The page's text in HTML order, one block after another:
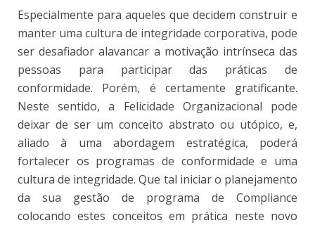
Especialmente para aqueles que decidem construir e
manter uma cultura de integridade corporativa, pode
ser desafiador alavancar a motivação intrínseca das
pessoas para participar das práticas de
conformidade. Porém, é certamente gratificante.
Neste sentido, a Felicidade Organizacional pode
deixar de ser um conceito abstrato ou utópico, e,
aliado à uma abordagem estratégica, poderá
fortalecer os programas de conformidade e uma
cultura de integridade. Que tal iniciar o planejamento
da sua gestão de programa de Compliance
colocando estes conceitos em prática neste novo